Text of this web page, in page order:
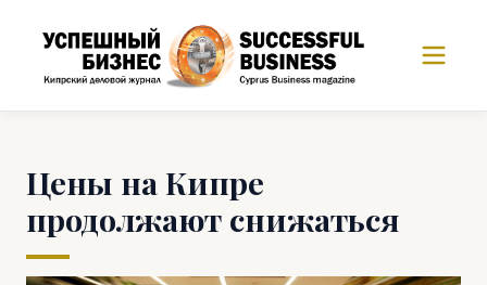
Цены на Кипре
продолжают снижаться